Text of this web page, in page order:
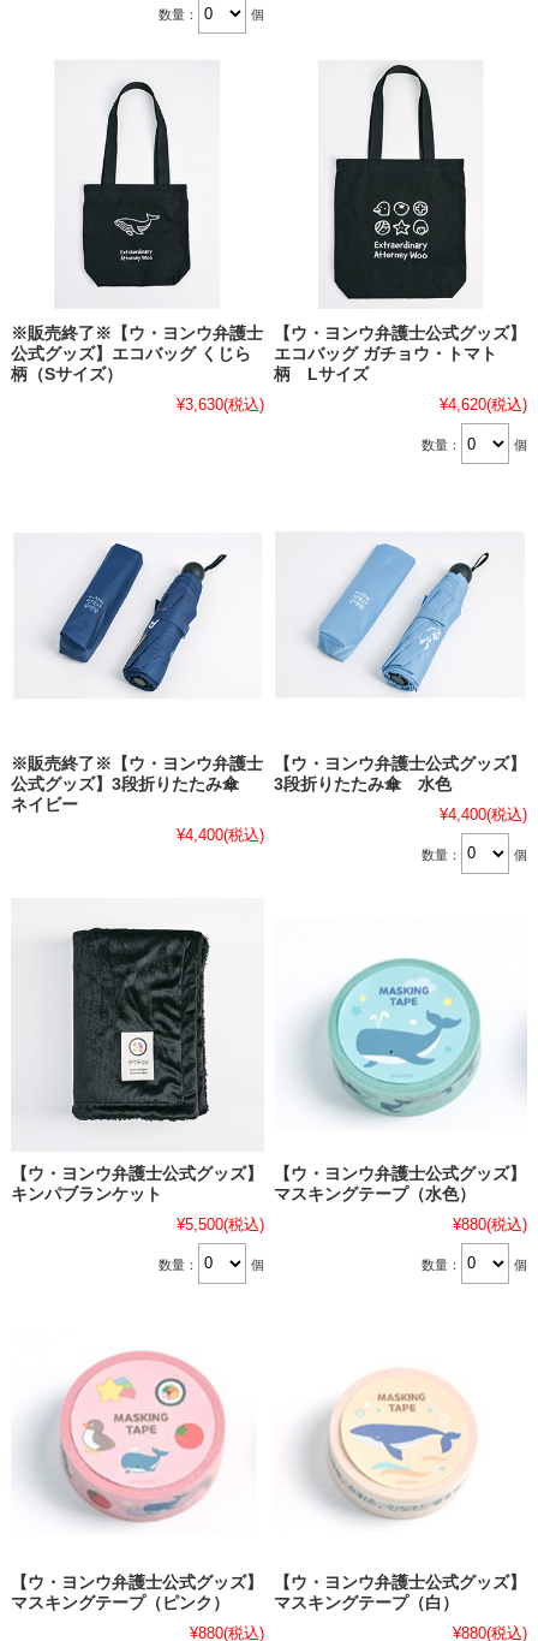
数量： 個
※販売終了※【ウ・ヨンウ弁護士
公式グッズ】エコバッグ くじら
柄（Sサイズ）
¥3,630(税込)
【ウ・ヨンウ弁護士公式グッズ】
エコバッグ ガチョウ・トマト
柄 Lサイズ
¥4,620(税込)
数量： 個
※販売終了※【ウ・ヨンウ弁護士
公式グッズ】3段折りたたみ傘
ネイビー
¥4,400(税込)
【ウ・ヨンウ弁護士公式グッズ】
3段折りたたみ傘 水色
¥4,400(税込)
数量： 個
【ウ・ヨンウ弁護士公式グッズ】
キンパブランケット
¥5,500(税込)
数量： 個
【ウ・ヨンウ弁護士公式グッズ】
マスキングテープ（水色）
¥880(税込)
数量： 個
【ウ・ヨンウ弁護士公式グッズ】
マスキングテープ（ピンク）
¥880(税込)
【ウ・ヨンウ弁護士公式グッズ】
マスキングテープ（白）
¥880(税込)